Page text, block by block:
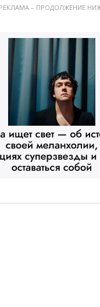
РЕКЛАМА – ПРОДОЛЖЕНИЕ